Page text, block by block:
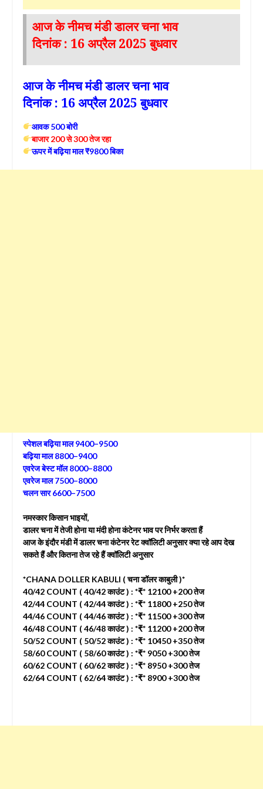
आज के नीमच मंडी डालर चना भाव
दिनांक : 16 अप्रैल 2025 बुधवार
आज के नीमच मंडी डालर चना भाव
दिनांक : 16 अप्रैल 2025 बुधवार
आवक 500 बोरी
बाजार 200 से 300 तेज रहा
ऊपर में बढ़िया माल ₹9800 बिका
स्पेशल बढ़िया माल 9400–9500
बढ़िया माल 8800–9400
एवरेज बेस्ट मॉल 8000–8800
एवरेज माल 7500–8000
चलन सार 6600–7500
नमस्कार किसान भाइयों,
डालर चना में तेजी होना या मंदी होना कंटेनर भाव पर निर्भर करता हैं
आज के इंदौर मंडी में डालर चना कंटेनर रेट क्वॉलिटी अनुसार क्या रहे आप देख
सकते हैं और कितना तेज रहे हैं क्वॉलिटी अनुसार
*CHANA DOLLER KABULI ( चना डॉलर काबुली )*
40/42 COUNT ( 40/42 काउंट ) : *₹* 12100 +200 तेज
42/44 COUNT ( 42/44 काउंट ) : *₹* 11800 +250 तेज
44/46 COUNT ( 44/46 काउंट ) : *₹* 11500 +300 तेज
46/48 COUNT ( 46/48 काउंट ) : *₹* 11200 +200 तेज
50/52 COUNT ( 50/52 काउंट ) : *₹* 10450 +350 तेज
58/60 COUNT ( 58/60 काउंट ) : *₹* 9050 +300 तेज
60/62 COUNT ( 60/62 काउंट ) : *₹* 8950 +300 तेज
62/64 COUNT ( 62/64 काउंट ) : *₹* 8900 +300 तेज